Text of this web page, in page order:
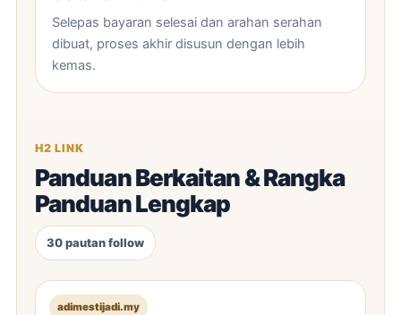
Selepas bayaran selesai dan arahan serahan
dibuat, proses akhir disusun dengan lebih
kemas.
H2 LINK
Panduan Berkaitan & Rangka
Panduan Lengkap
30 pautan follow
adimestijadi.my